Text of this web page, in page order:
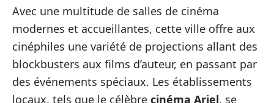
Avec une multitude de salles de cinéma
modernes et accueillantes, cette ville offre aux
cinéphiles une variété de projections allant des
blockbusters aux films d’auteur, en passant par
des événements spéciaux. Les établissements
locaux, tels que le célèbre cinéma Ariel, se